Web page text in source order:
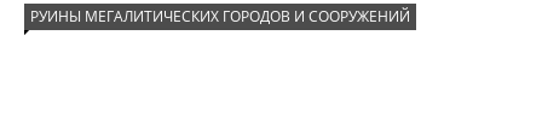
РУИНЫ МЕГАЛИТИЧЕСКИХ ГОРОДОВ И СООРУЖЕНИЙ